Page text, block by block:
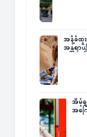
အနံ့ခံထူ
အန္တရာ
အိမ့်
အကြ